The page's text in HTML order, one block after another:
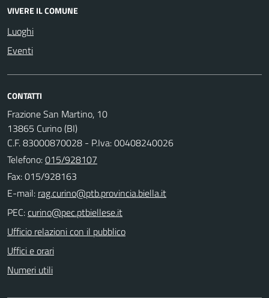
VIVERE IL COMUNE
Luoghi
Eventi
CONTATTI
Frazione San Martino, 10
13865 Curino (BI)
C.F. 83000870028 - P.Iva: 00408240026
Telefono:015/928107
Fax: 015/928163
E-mail:
PEC:
Ufficio relazioni con il pubblico
Uffici e orari
Numeri utili